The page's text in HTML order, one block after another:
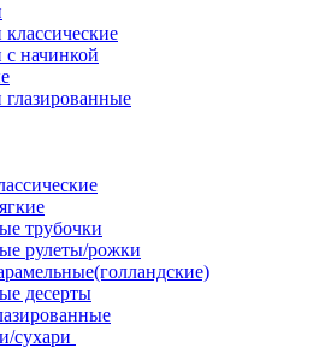
начинкой
трубочки
рулеты/рожки
десерты
сухари